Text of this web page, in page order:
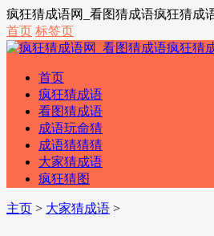
疯狂猜成语网_看图猜成语疯狂猜成
首页 标签页
首页
疯狂猜成语
看图猜成语
成语玩命猜
成语猜猜猜
大家猜成语
疯狂猜图
主页 > 大家猜成语 >